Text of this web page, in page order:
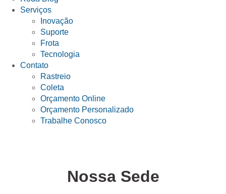
Serviços
Inovação
Suporte
Frota
Tecnologia
Contato
Rastreio
Coleta
Orçamento Online
Orçamento Personalizado
Trabalhe Conosco
Nossa Sede